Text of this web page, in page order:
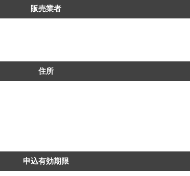
販売業者
住所
申込有効期限